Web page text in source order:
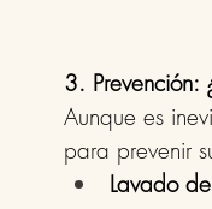
3. Prevención:
Aunque es
para prevenir
Lavado